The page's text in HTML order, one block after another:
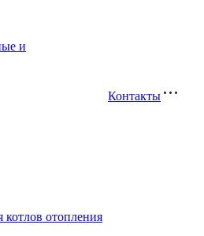
и
котлов отопления
Контакты